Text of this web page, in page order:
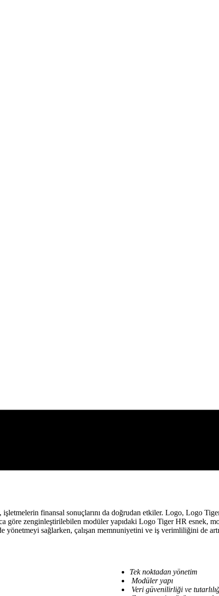
işletmelerin finansal sonuçlarını da doğrudan etkiler. Logo, Logo
zenginleştirilebilen modüler yapıdaki Logo Tiger HR esnek,
yönetmeyi sağlarken, çalışan memnuniyetini ve iş verimliliğini de
Tek noktadan yönetim
Modüler yapı
Veri güvenilirliği ve